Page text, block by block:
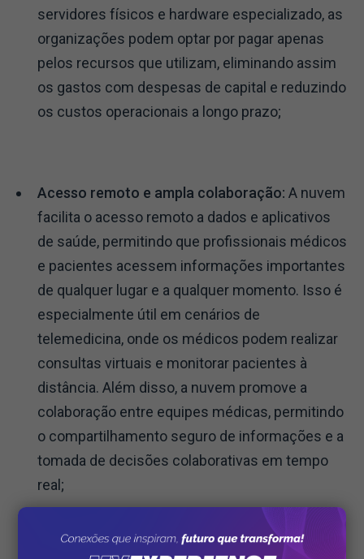
servidores físicos e hardware especializado, as
organizações podem optar por pagar apenas
pelos recursos que utilizam, eliminando assim
os gastos com despesas de capital e reduzindo
os custos operacionais a longo prazo;
Acesso remoto e ampla colaboração: A nuvem
facilita o acesso remoto a dados e aplicativos
de saúde, permitindo que profissionais médicos
e pacientes acessem informações importantes
de qualquer lugar e a qualquer momento. Isso é
especialmente útil em cenários de
telemedicina, onde os médicos podem realizar
consultas virtuais e monitorar pacientes à
distância. Além disso, a nuvem promove a
colaboração entre equipes médicas, permitindo
o compartilhamento seguro de informações e a
tomada de decisões colaborativas em tempo
real;